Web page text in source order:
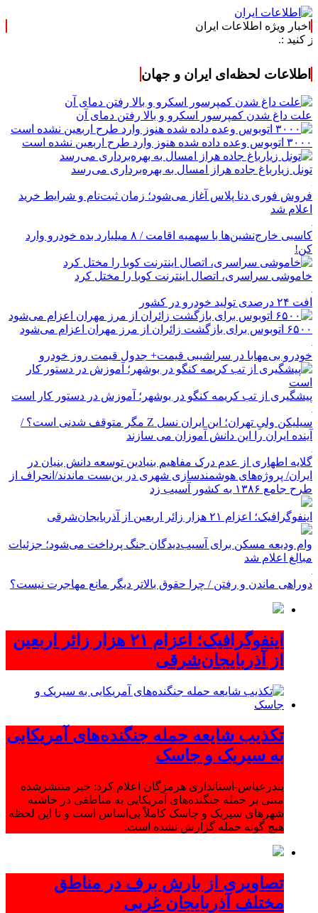
اخبار ویژه اطلاعات ایران
اطلاعات لحظه‌ای ایران و جهان
علت داغ شدن کمپرسور اسکرو و بالا رفتن دمای آن
۳۰۰۰ اتوبوس وعده داده شده هنوز وارد طرح اربعین نشده است
تونل زیارباغ جاده هراز امسال به بهره‌برداری می‌رسد
فروش فوری دنا پلاس آغاز می‌شود؛ زمان ثبت‌نام و شرایط خرید
اعلام شد
کاسبی خارج‌نشین‌ها با سهمیه اقامت / ۸ میلیارد بده خودرو وارد
کن!
خاموشی سراسری، اتصال اینترنت کوبا را مختل کرد
افت ۲۴ درصدی تولید خودرو در کشور
۶۵۰۰ اتوبوس برای بازگشت زائران از مرز مهران اعزام می‌شود
خودرو بی‌مهابا در سراشیبی قیمت+ جدول قیمت روز خودرو
پیشگیری از تب کریمه کنگو در بوشهر؛ آموزش در دستور کار است
سیلیکن ولیِ تهران؛ این ایران نسل Z مگر متوقف شدنی است؟ /
آینده ایران را این دانش آموزان می سازند
گلایه اطهاری از عدم درک مفاهیم بنیادین توسعه دانش بنیان در
ایران/ پروژه‌های هوشمندسازی شهری در بن‌بست ماندند/انحراف از
طرح جامع ۱۳۸۶ به کشور آسیب زد
اینفوگرافیک؛ اعزام ۲۱ هزار زائر اربعین از آذربایجان‌شرقی
وام ودیعه مسکن برای آسیب‌دیدگان جنگ پرداخت می‌شود؛ جزئیات
مبالغ اعلام شد
دوراهی ماندن و رفتن / چرا حقوق بالاتر دیگر مانع مهاجرت نیست؟
اینفوگرافیک؛ اعزام ۲۱ هزار زائر اربعین
از آذربایجان‌شرقی
تکذیب شایعه حمله جنگنده‌های آمریکایی
به سیریک و جاسک
بندرعباس-استانداری هرمزگان اعلام کرد: خبر منتشرشده
مبنی بر حمله جنگنده‌های آمریکایی به مناطقی در حاشیه
شهرهای سیریک و جاسک کاملاً بی‌اساس است و تا این لحظه
هیچ گونه حمله گزارش نشده است.
تصاویری از بارش برف در مناطق
مختلف آذربایجان غربی